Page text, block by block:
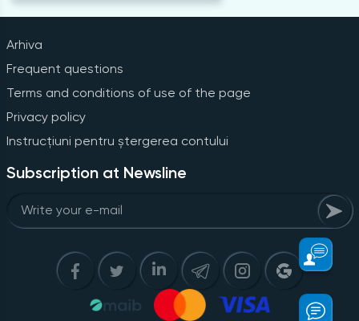
Arhiva
Frequent questions
Terms and conditions of use of the page
Privacy policy
Instrucțiuni pentru ștergerea contului
Subscription at Newsline